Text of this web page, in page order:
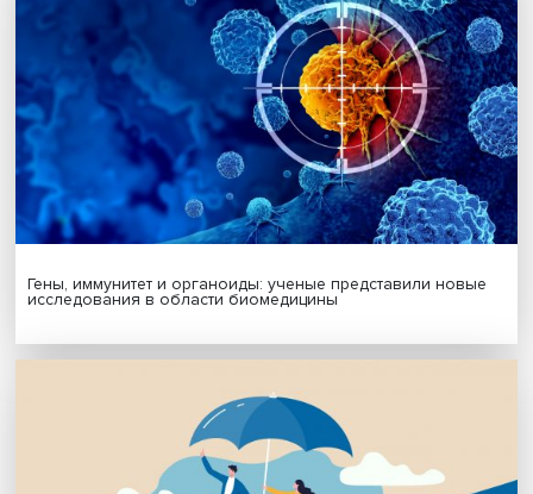
Будь всегда в курсе !
Подпишись на наши новости: